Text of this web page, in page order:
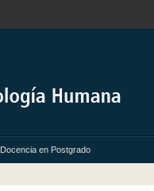
Docencia en Postgrado